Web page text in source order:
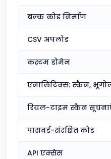
बल्क कोड निर्माण
CSV अपलोड
कस्टम डोमेन
एनालिटिक्स: स्कैन,
रियल-टाइम स्कैन
पासवर्ड-संरक्षित कोड
API एक्सेस